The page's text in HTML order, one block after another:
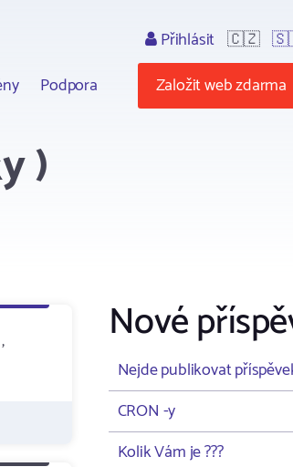
Podpora
Přihlásit 🇨🇿
Založit web zdarma
)
Nové
Nejde publikovat
CRON -y
Kolik Vám je ???